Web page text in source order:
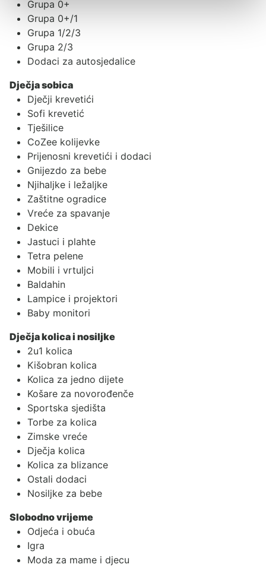
Grupa 0+
Grupa 0+/1
Grupa 1/2/3
Grupa 2/3
Dodaci za autosjedalice
Dječja sobica
Dječji krevetići
Sofi krevetić
Tješilice
CoZee kolijevke
Prijenosni krevetići i dodaci
Gnijezdo za bebe
Njihaljke i ležaljke
Zaštitne ogradice
Vreće za spavanje
Dekice
Jastuci i plahte
Tetra pelene
Mobili i vrtuljci
Baldahin
Lampice i projektori
Baby monitori
Dječja kolica i nosiljke
2u1 kolica
Kišobran kolica
Kolica za jedno dijete
Košare za novorođenče
Sportska sjedišta
Torbe za kolica
Zimske vreće
Dječja kolica
Kolica za blizance
Ostali dodaci
Nosiljke za bebe
Slobodno vrijeme
Odjeća i obuća
Igra
Moda za mame i djecu